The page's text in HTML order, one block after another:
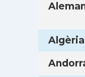
Algèria